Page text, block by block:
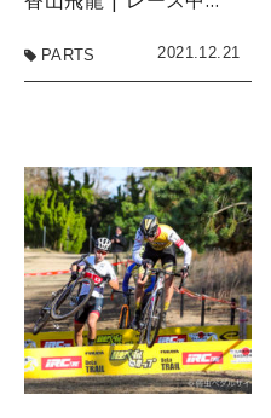
PARTS 2021.12.21